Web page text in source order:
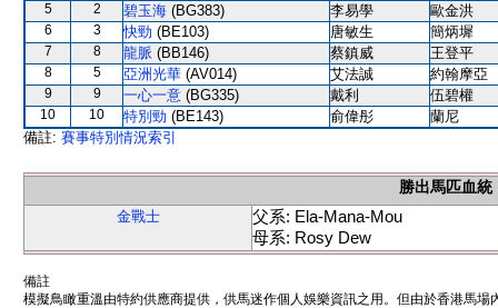
5 2 碧玉海 (BG383) 李易學 歐金洪
6 3 快勁 (BE103) 唐敏生 簡炳墀
7 8 龍脈 (BB146) 蔡鎮威 王登平
8 5 亞洲光華 (AV014) 艾法誠 約翰摩亞
9 9 一心一意 (BG335) 戴利 伍碧權
10 10 特別勁 (BE143) 俞偉彤
蘭尼
備註: 賽事特別情況索引
勝出馬匹血統
金戰士
父系: Ela-Mana-Mou
母系: Rosy Dew
備註
模擬鳥瞰重溫由特約供應商提供，供馬迷作個人娛樂資訊之用。但由於香港馬